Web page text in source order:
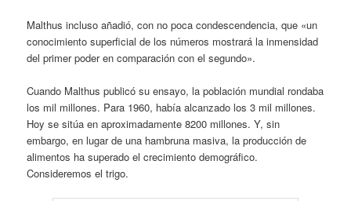
Malthus incluso añadió, con no poca condescendencia, que «un
conocimiento superficial de los números mostrará la inmensidad
del primer poder en comparación con el segundo».
Cuando Malthus publicó su ensayo, la población mundial rondaba
los mil millones. Para 1960, había alcanzado los 3 mil millones.
Hoy se sitúa en aproximadamente 8200 millones. Y, sin
embargo, en lugar de una hambruna masiva, la producción de
alimentos ha superado el crecimiento demográfico.
Consideremos el trigo.